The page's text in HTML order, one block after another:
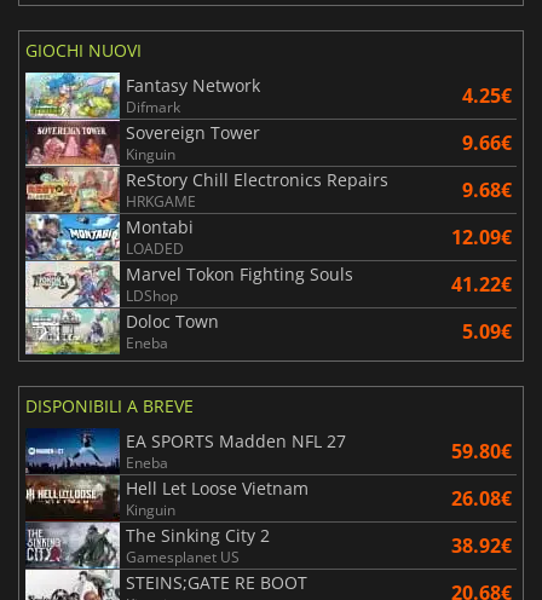
GIOCHI NUOVI
Fantasy Network
Difmark 4.25€
Sovereign Tower
Kinguin 9.66€
ReStory Chill Electronics Repairs
HRKGAME 9.68€
Montabi
LOADED 12.09€
Marvel Tokon Fighting Souls
LDShop 41.22€
Doloc Town
Eneba 5.09€
DISPONIBILI A BREVE
EA SPORTS Madden NFL 27
Eneba 59.80€
Hell Let Loose Vietnam
Kinguin 26.08€
The Sinking City 2
Gamesplanet US 38.92€
STEINS;GATE RE BOOT 20.68€